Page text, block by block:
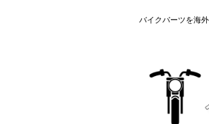
バイクパーツを海